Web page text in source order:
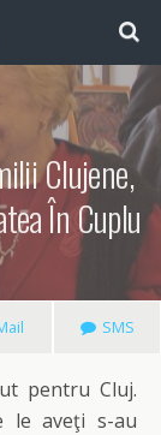
Clujene,
În Cuplu
SMS
pentru Cluj.
le aveţi s-au